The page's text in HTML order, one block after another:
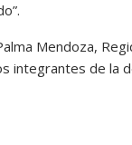
Mendoza,
integrantes de la